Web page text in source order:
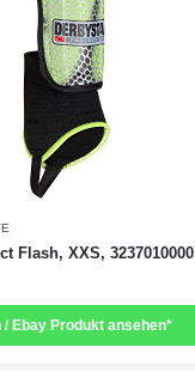
Flash, XXS, 3237010000
/ Ebay Produkt ansehen*